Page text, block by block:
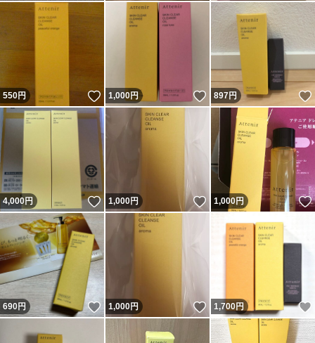
550円 いいね！
1,000円 いいね！
897円
4,000円 いいね！
1,000円 いいね！
1,000円
690円 いいね！
1,000円 いいね！
1,700円